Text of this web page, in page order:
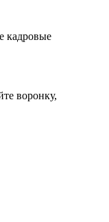
кадровые
воронку,